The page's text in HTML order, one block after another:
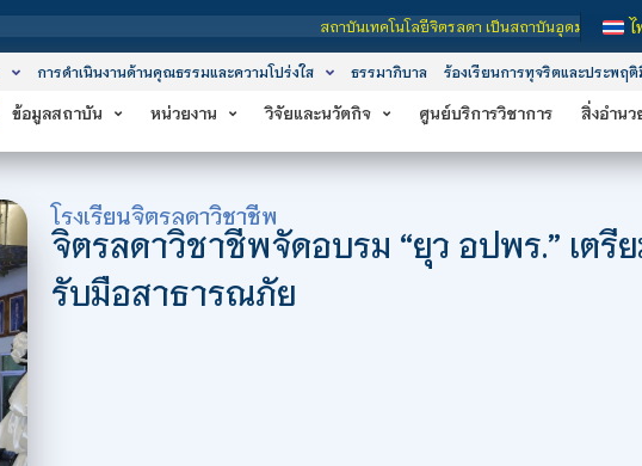
สถาบันเทคโนโลยีจิตรลดา เป็นสถาบันอุดมศึกษาในกำกับของรัฐ เปิดหลัก ไ
การดำเนินงานด้านคุณธรรมและความโปร่งใส ธรรมาภิบาล ร้องเรียนการทุจริตและประพฤ
ข้อมูลสถาบัน หน่วยงาน วิจัยและนวัตกิจ ศูนย์บริการวิชาการ สิ่งอำน
โรงเรียนจิตรลดาวิชาชีพ
จิตรลดาวิชาชีพจัดอบรม “ยุว อปพร.” เตรี
รับมือสาธารณภัย